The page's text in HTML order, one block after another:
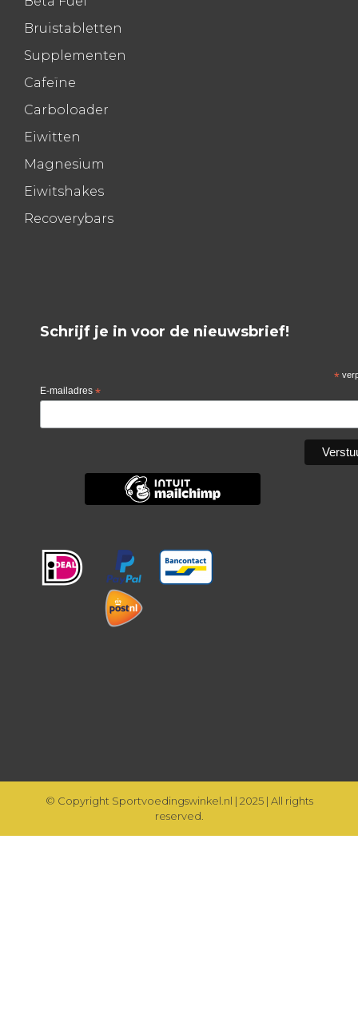
Bruistabletten
Supplementen
Cafeïne
Carboloader
Eiwitten
Magnesium
Eiwitshakes
Recoverybars
Schrijf je in voor de nieuwsbrief!
*
E-mailadres *
© Copyright Sportvoedingswinkel.nl | 2025 | All rights
reserved.